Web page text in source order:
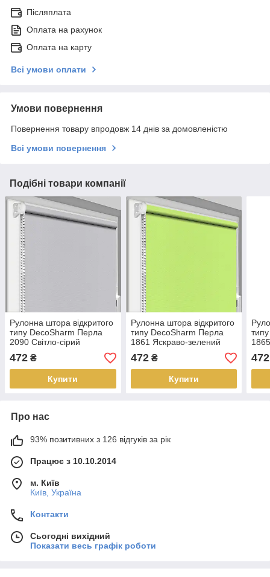
Післяплата
Оплата на рахунок
Оплата на карту
Всі умови оплати
Умови повернення
Повернення товару впродовж 14 днів за домовленістю
Всі умови повернення
Подібні товари компанії
Рулонна штора відкритого
типу DecoSharm Перла
2090 Світло-сірий
Найкраща якість
472 ₴
Купити
Рулонна штора відкритого
типу DecoSharm Перла
1861 Яскраво-зелений
Найкраща якість
472₴
Купити
472
Про нас
93% позитивних з 126 відгуків за рік
Працює з 10.10.2014
м. Київ
Київ, Україна
Контакти
Сьогодні вихідний
Показати весь графік роботи